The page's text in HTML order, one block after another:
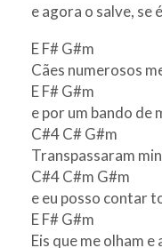
e agora o salve, se
E F# G#m
Cães numerosos
E F# G#m
e por um bando de
C#4 C# G#m
Transpassaram
C#4 C#m G#m
e eu posso contar
E F# G#m
Eis que me olham